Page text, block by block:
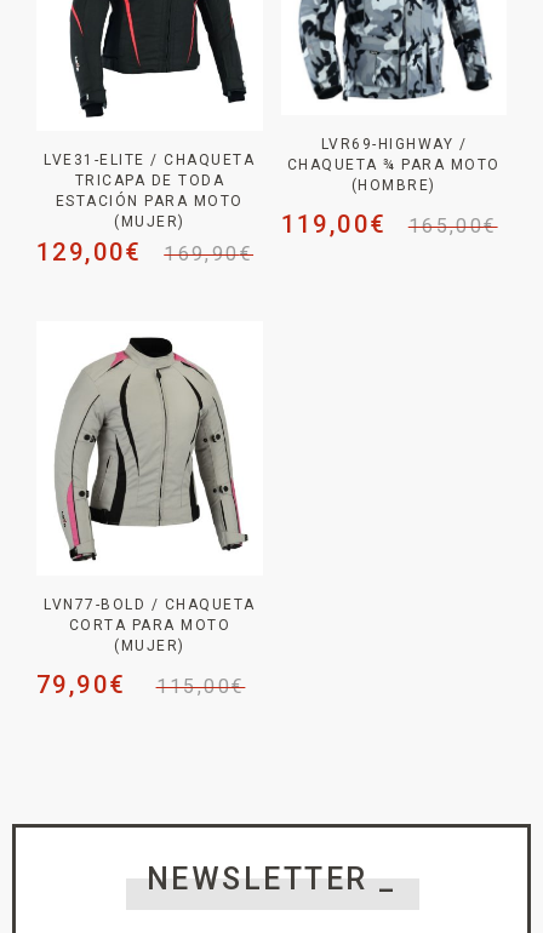
LVE31-ELITE / CHAQUETA
TRICAPA DE TODA
ESTACIÓN PARA MOTO
(MUJER)
169,90€
129,00€
LVR69-HIGHWAY /
CHAQUETA ¾ PARA MOTO
(HOMBRE)
165,00€
119,00€
LVN77-BOLD / CHAQUETA
CORTA PARA MOTO
(MUJER)
115,00€
79,90€
NEWSLETTER _